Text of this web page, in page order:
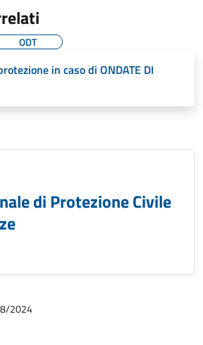
ODT
in caso di ONDATE DI
di Protezione Civile
2024